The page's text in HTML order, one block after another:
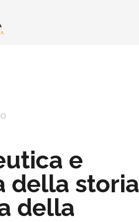
e
della storia
della